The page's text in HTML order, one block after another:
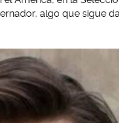
algo que sigue